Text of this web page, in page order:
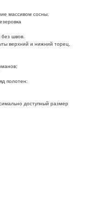
массивом сосны.
швов.
верхний и нижний торец,
полотен:
доступный размер